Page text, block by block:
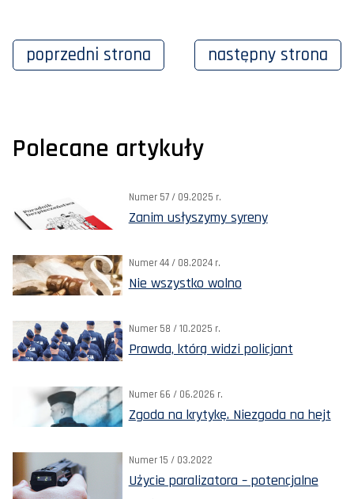
poprzedni strona następny strona
Polecane artykuły
Numer 57 / 09.2025 r.
Zanim usłyszymy syreny
Numer 44 / 08.2024 r.
Nie wszystko wolno
Numer 58 / 10.2025 r.
Prawda, którą widzi policjant
Numer 66 / 06.2026 r.
Zgoda na krytykę. Niezgoda na hejt
Numer 15 / 03.2022
Użycie paralizatora – potencjalne